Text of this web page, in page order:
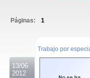
Páginas: 1
13/06
2012
Trabajo por